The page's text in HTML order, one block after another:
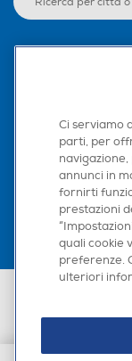
parlare
*Con alcuni
seamless
Scarica la
n. 13337170156.
agli Artt. 45 e ss del
Ci serviamo
parti, per
annunci in
fornirti
prestazioni
quali cookie
preferenze.
ulteriori